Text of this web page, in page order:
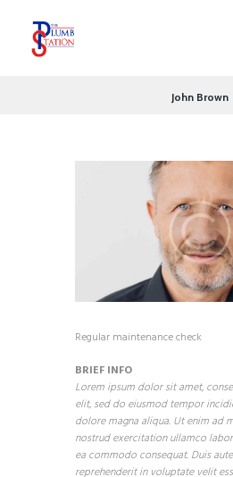
John Brown
Regular maintenance check
BRIEF INFO
Lorem ipsum dolor sit amet,
elit, sed do eiusmod tempor
dolore magna aliqua. Ut enim ad
nostrud exercitation ullamco
ea commodo consequat. Duis
reprehenderit in voluptate velit